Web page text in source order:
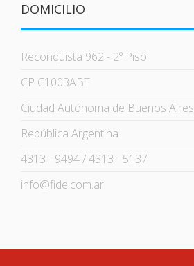
DOMICILIO
Reconquista 962 - 2º Piso
CP C1003ABT
Ciudad Autónoma de Buenos Aires
República Argentina
4313 - 9494 / 4313 - 5137
info@fide.com.ar